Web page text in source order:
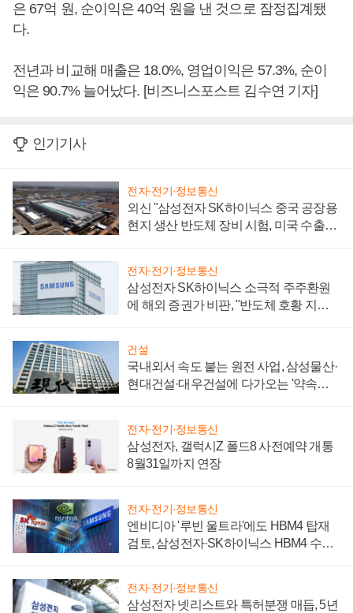
은 67억 원, 순이익은 40억 원을 낸 것으로 잠정집계됐
다.
전년과 비교해 매출은 18.0%, 영업이익은 57.3%, 순이
익은 90.7% 늘어났다. [비즈니스포스트 김수연 기자]
인기기사
전자·전기·정보통신
외신 "삼성전자 SK하이닉스 중국 공장용
현지 생산 반도체 장비 시험, 미국 수출통
전자·전기·정보통신
삼성전자 SK하이닉스 소극적 주주환원
에 해외 증권가 비판, "반도체 호황 지속
건설
국내외서 속도 붙는 원전 사업, 삼성물산·
현대건설·대우건설에 다가오는 '약속의
전자·전기·정보통신
삼성전자, 갤럭시Z 폴드8 사전예약 개통
8월31일까지 연장
전자·전기·정보통신
엔비디아 '루빈 울트라'에도 HBM4 탑재
검토, 삼성전자·SK하이닉스 HBM4 수율
전자·전기·정보통신
삼성전자 넷리스트와 특허분쟁 매듭, 5년